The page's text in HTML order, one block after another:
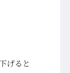
げると